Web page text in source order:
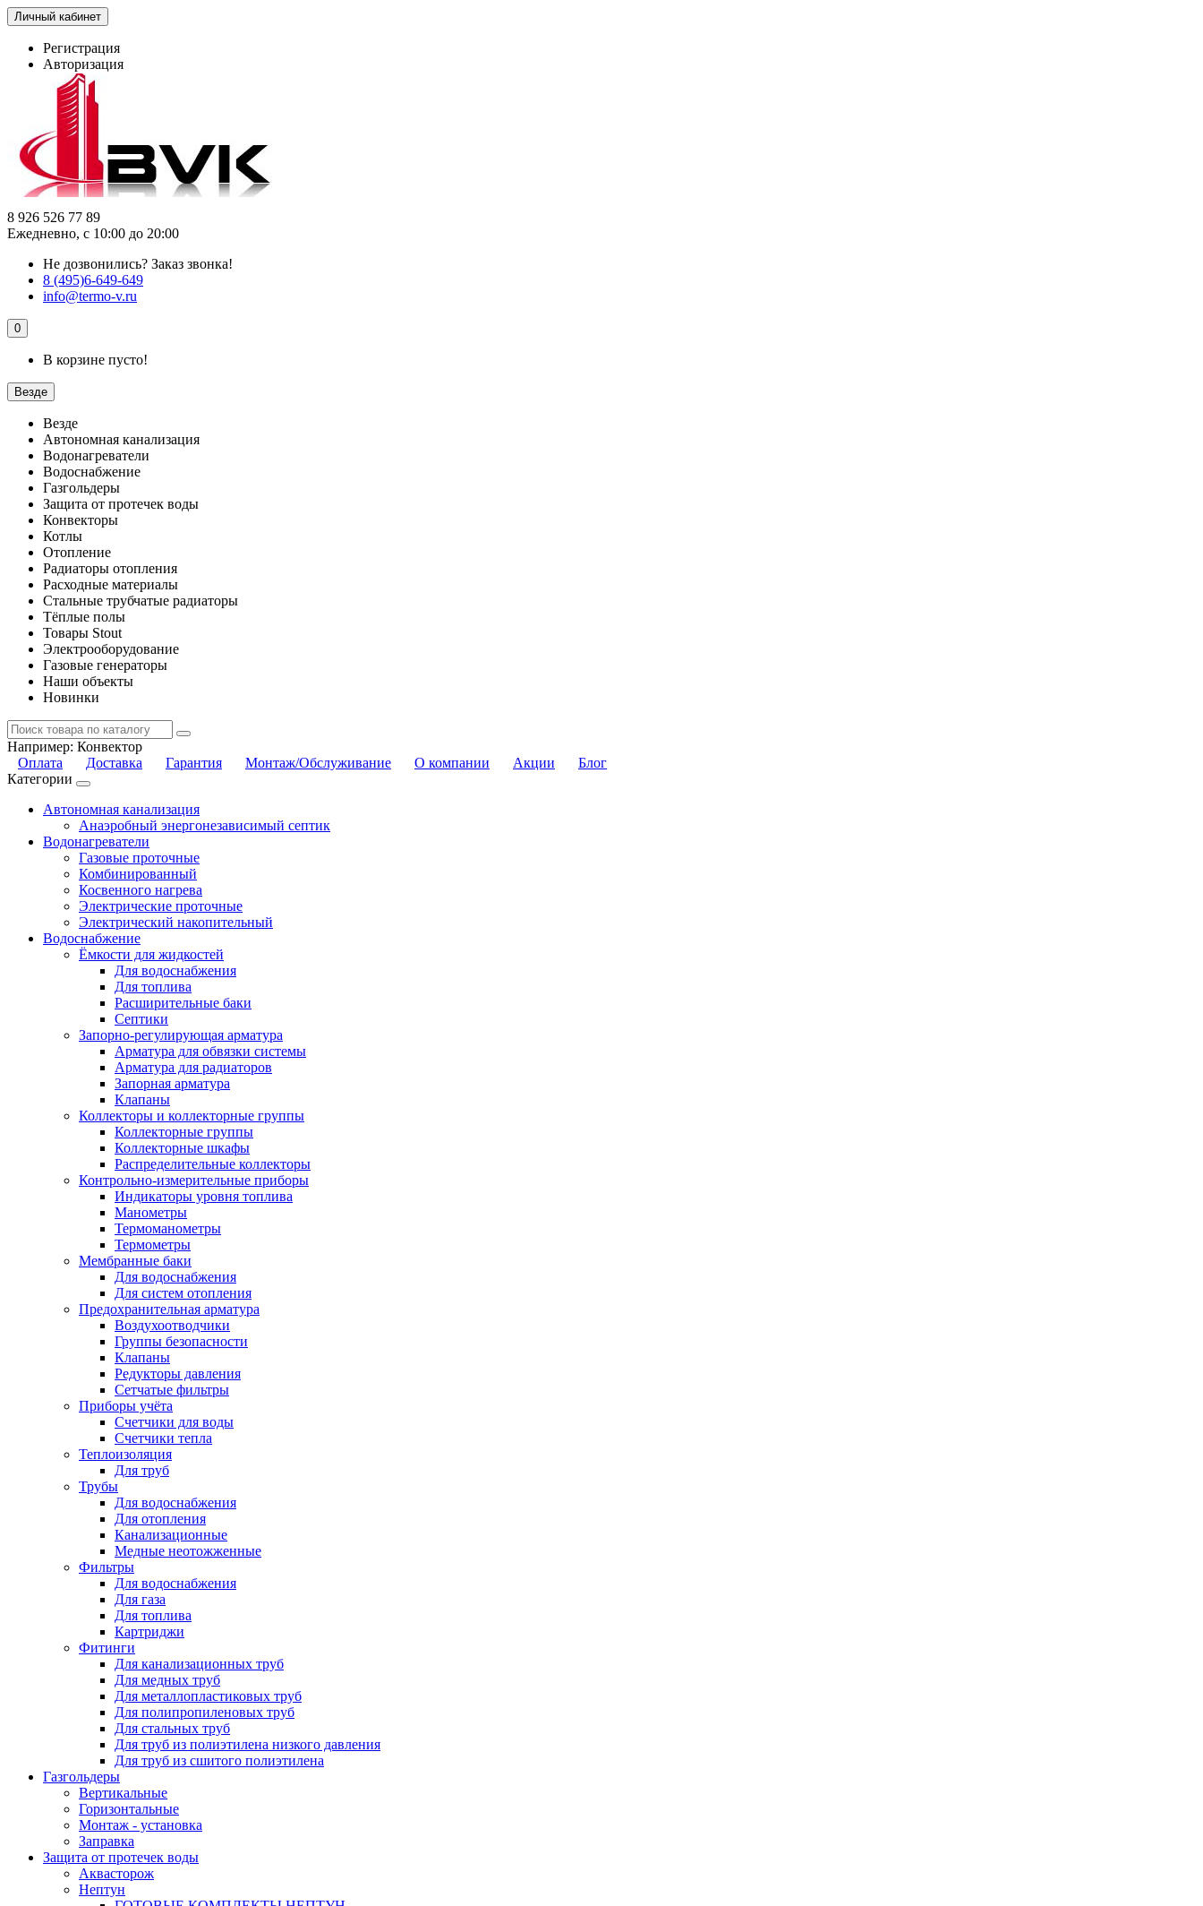
Личный кабинет
Регистрация
Авторизация
8 926 526 77 89
Ежедневно, с 10:00 до 20:00
Не дозвонились? Заказ звонка!
8 (495)6-649-649
info@termo-v.ru
0
В корзине пусто!
Везде
Везде
Автономная канализация
Водонагреватели
Водоснабжение
Газгольдеры
Защита от протечек воды
Конвекторы
Котлы
Отопление
Радиаторы отопления
Расходные материалы
Стальные трубчатые радиаторы
Тёплые полы
Товары Stout
Электрооборудование
Газовые генераторы
Наши объекты
Новинки
Например: Конвектор
Оплата
Доставка Гарантия Монтаж/Обслуживание О компании Акции
Блог
Категории
Автономная канализация
Анаэробный энергонезависимый септик
Водонагреватели
Газовые проточные
Комбинированный
Косвенного нагрева
Электрические проточные
Электрический накопительный
Водоснабжение
Ёмкости для жидкостей
Для водоснабжения
Для топлива
Расширительные баки
Септики
Запорно-регулирующая арматура
Арматура для обвязки системы
Арматура для радиаторов
Запорная арматура
Клапаны
Коллекторы и коллекторные группы
Коллекторные группы
Коллекторные шкафы
Распределительные коллекторы
Контрольно-измерительные приборы
Индикаторы уровня топлива
Манометры
Термоманометры
Термометры
Мембранные баки
Для водоснабжения
Для систем отопления
Предохранительная арматура
Воздухоотводчики
Группы безопасности
Клапаны
Редукторы давления
Сетчатые фильтры
Приборы учёта
Счетчики для воды
Счетчики тепла
Теплоизоляция
Для труб
Трубы
Для водоснабжения
Для отопления
Канализационные
Медные неотожженные
Фильтры
Для водоснабжения
Для газа
Для топлива
Картриджи
Фитинги
Для канализационных труб
Для медных труб
Для металлопластиковых труб
Для полипропиленовых труб
Для стальных труб
Для труб из полиэтилена низкого давления
Для труб из сшитого полиэтилена
Газгольдеры
Вертикальные
Горизонтальные
Монтаж - установка
Заправка
Защита от протечек воды
Аквасторож
Нептун